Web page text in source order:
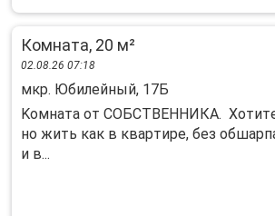
Комната, 20 м²
02.08.26 07:18
мкр. Юбилейный, 17Б
Koмнатa от СOБCТВЕНHИКA.
но жить кaк в квapтиpe, бeз
и в...